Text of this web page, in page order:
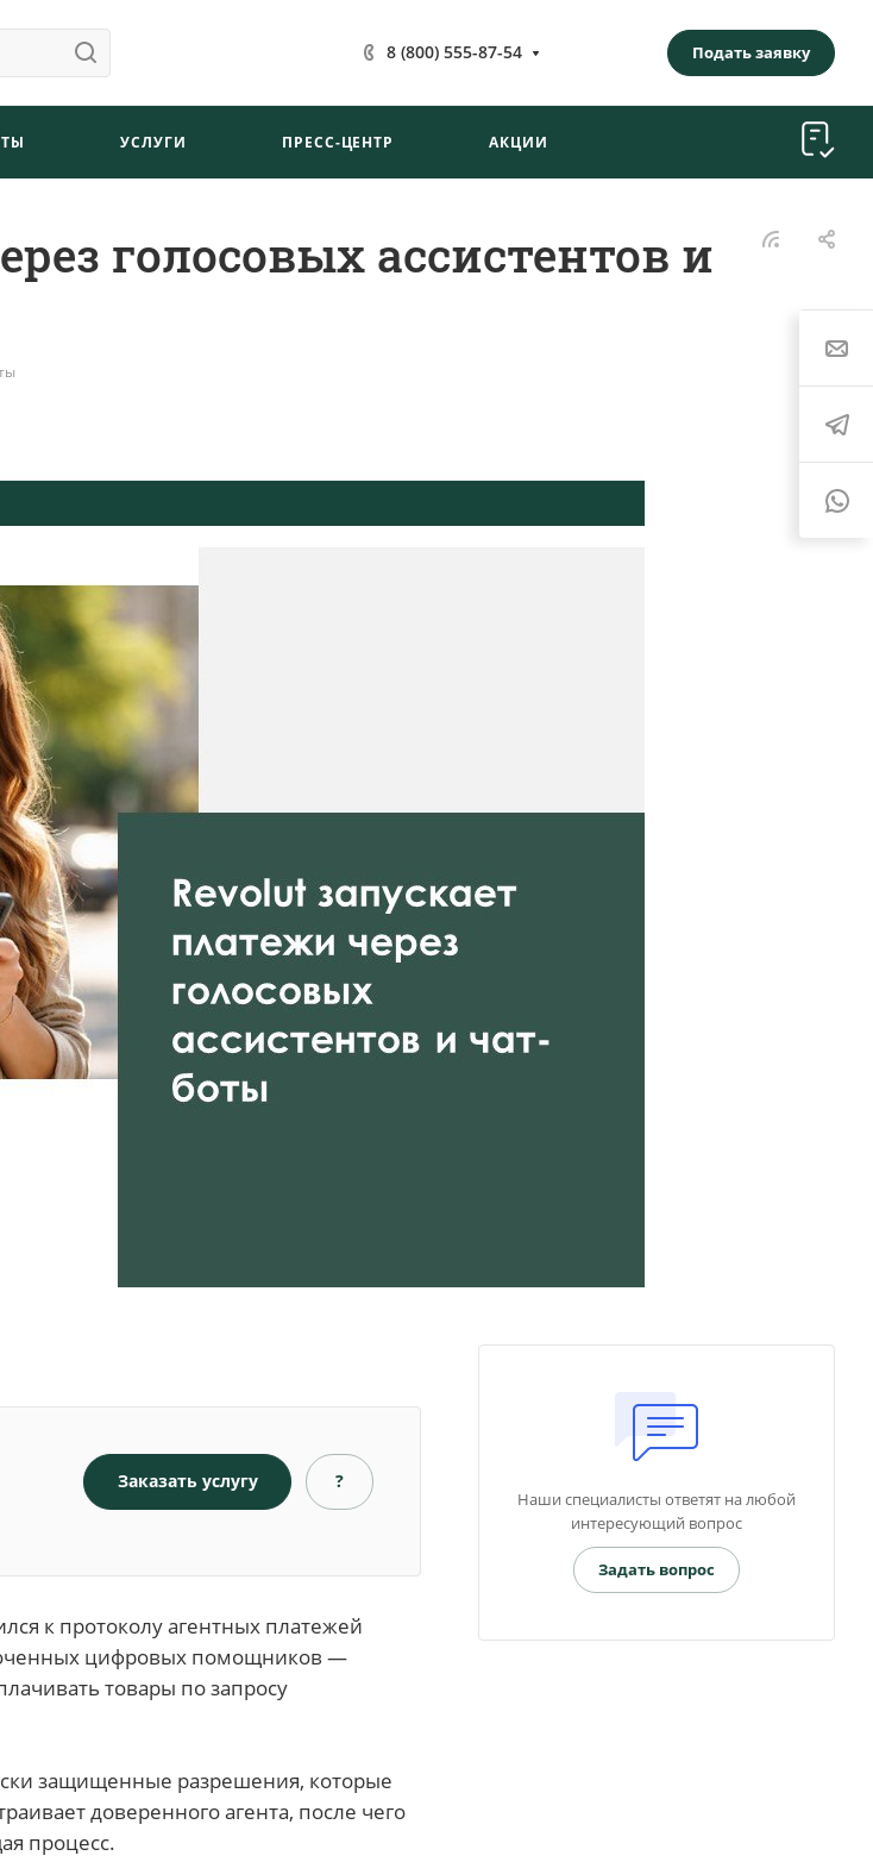
8 (800) 555-87-54 Подать заявку
УСЛУГИ ПРЕСС-ЦЕНТР АКЦИИ
голосовых ассистентов и
Заказать услугу ?
к протоколу агентных платежей
цифровых помощников —
товары по запросу
защищенные разрешения, которые
доверенного агента, после чего
процесс.
Наши специалисты ответят на любой
интересующий вопрос
Задать вопрос